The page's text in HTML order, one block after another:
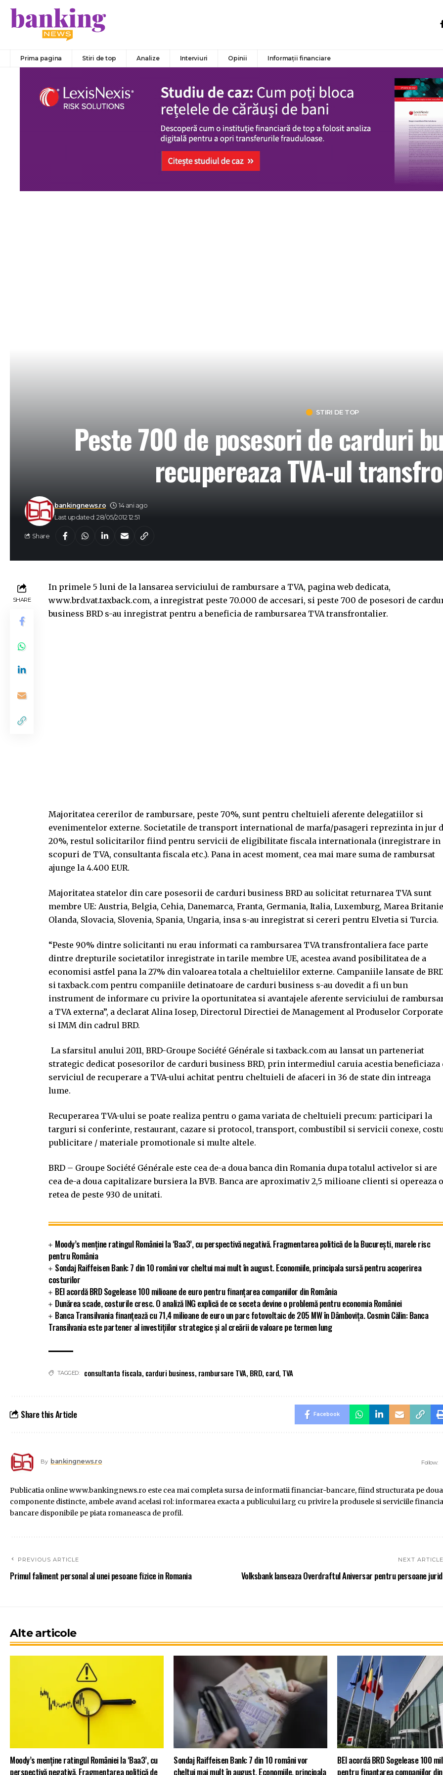
Prima pagina Stiri de top Analize Interviuri Opinii Informații financiare
STIRI DE TOP
Peste 700 de posesori de carduri
recupereaza TVA-ul
Last updated: 28/05/2012 12:51
bankingnews.ro 14 ani ago
Share
SHARE
In primele 5 luni de la lansarea serviciului de rambursare a TVA, pagina web dedicata,
www.brd.vat.taxback.com, a inregistrat peste 70.000 de accesari, si peste 700 de posesori de
business BRD s-au inregistrat pentru a beneficia de rambursarea TVA transfrontalier.
Majoritatea cererilor de rambursare, peste 70%, sunt pentru cheltuieli aferente delegatiilor si
evenimentelor externe. Societatile de transport international de marfa/pasageri reprezinta in jur
20%, restul solicitarilor fiind pentru servicii de eligibilitate fiscala internationala (inregistrare in
scopuri de TVA, consultanta fiscala etc.). Pana in acest moment, cea mai mare suma de rambursat
ajunge la 4.400 EUR.
Majoritatea statelor din care posesorii de carduri business BRD au solicitat returnarea TVA sunt
membre UE: Austria, Belgia, Cehia, Danemarca, Franta, Germania, Italia, Luxemburg, Marea
Olanda, Slovacia, Slovenia, Spania, Ungaria, insa s-au inregistrat si cereri pentru Elvetia si Turcia.
“Peste 90% dintre solicitanti nu erau informati ca rambursarea TVA transfrontaliera face parte
dintre drepturile societatilor inregistrate in tarile membre UE, acestea avand posibilitatea de a
economisi astfel pana la 27% din valoarea totala a cheltuielilor externe. Campaniile lansate de
si taxback.com pentru companiile detinatoare de carduri business s-au dovedit a fi un bun
instrument de informare cu privire la oportunitatea si avantajele aferente serviciului de
a TVA externa”, a declarat Alina Iosep, Directorul Directiei de Management al Produselor Corporate
si IMM din cadrul BRD.
La sfarsitul anului 2011, BRD-Groupe Société Générale si taxback.com au lansat un parteneriat
strategic dedicat posesorilor de carduri business BRD, prin intermediul caruia acestia beneficiaza
serviciul de recuperare a TVA-ului achitat pentru cheltuieli de afaceri in 36 de state din intreaga
lume.
Recuperarea TVA-ului se poate realiza pentru o gama variata de cheltuieli precum: participari la
targuri si conferinte, restaurant, cazare si protocol, transport, combustibil si servicii conexe,
publicitare / materiale promotionale si multe altele.
BRD – Groupe Société Générale este cea de-a doua banca din Romania dupa totalul activelor si are
cea de-a doua capitalizare bursiera la BVB. Banca are aproximativ 2,5 milioane clienti si opereaza o
retea de peste 930 de unitati.
Moody’s menține ratingul României la ‘Baa3’, cu perspectivă negativă. Fragmentarea politică de la București, marele risc
pentru România
Sondaj Raiffeisen Bank: 7 din 10 români vor cheltui mai mult în august. Economiile, principala sursă pentru acoperirea
costurilor
BEI acordă BRD Sogelease 100 milioane de euro pentru finanțarea companiilor din România
Dunărea scade, costurile cresc. O analiză ING explică de ce seceta devine o problemă pentru economia României
Banca Transilvania finanțează cu 71,4 milioane de euro un parc fotovoltaic de 205 MW în Dâmbovița. Cosmin Călin: Banca
Transilvania este partener al investițiilor strategice și al creării de valoare pe termen lung
TAGGED: consultanta fiscala, carduri business, rambursare TVA, BRD, card, TVA
Share this Article Facebook
By bankingnews.ro Follow:
Publicatia online www.bankingnews.ro este cea mai completa sursa de informatii financiar-bancare, fiind structurata pe doua
componente distincte, ambele avand acelasi rol: informarea exacta a publicului larg cu privire la produsele si serviciile
bancare disponibile pe piata romaneasca de profil.
PREVIOUS ARTICLE
Primul faliment personal al unei pesoane fizice in Romania
NEXT
Volksbank lanseaza Overdraftul Aniversar pentru persoane
Alte articole
Moody’s menține ratingul României la ‘Baa3’, cu
perspectivă negativă. Fragmentarea politică de
Sondaj Raiffeisen Bank: 7 din 10 români vor
cheltui mai mult în august. Economiile, principala
BEI acordă BRD Sogelease 100
pentru finanțarea companiilor